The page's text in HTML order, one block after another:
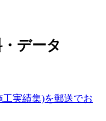
データ
実績集)を郵送でお